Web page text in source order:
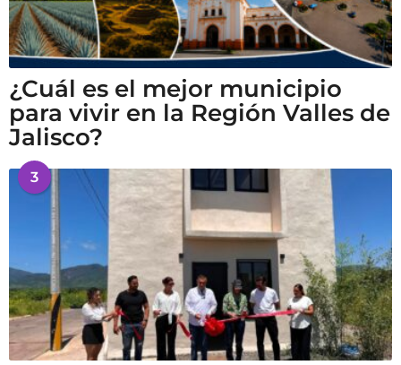
¿Cuál es el mejor municipio
para vivir en la Región Valles de
Jalisco?
3